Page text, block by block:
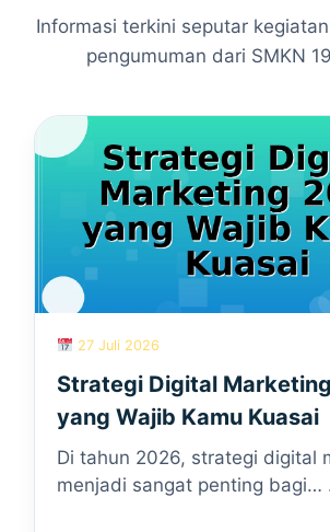
Informasi terkini seputar
pengumuman dari SMKN
27 Juli 2026
Strategi Digital
yang Wajib Kamu Kuasai
Di tahun 2026, strategi digital
menjadi sangat penting bagi…